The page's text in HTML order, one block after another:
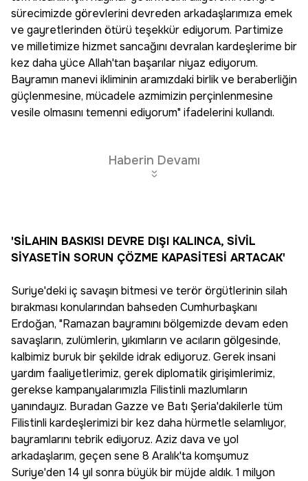
sürecimizde görevlerini devreden arkadaşlarımıza emek
ve gayretlerinden ötürü teşekkür ediyorum. Partimize
ve milletimize hizmet sancağını devralan kardeşlerime bir
kez daha yüce Allah'tan başarılar niyaz ediyorum.
Bayramın manevi ikliminin aramızdaki birlik ve beraberliğin
güçlenmesine, mücadele azmimizin perçinlenmesine
vesile olmasını temenni ediyorum" ifadelerini kullandı.
Haberin Devamı
'SİLAHIN BASKISI DEVRE DIŞI KALINCA, SİVİL
SİYASETİN SORUN ÇÖZME KAPASİTESİ ARTACAK'
Suriye'deki iç savaşın bitmesi ve terör örgütlerinin silah
bırakması konularından bahseden Cumhurbaşkanı
Erdoğan, "Ramazan bayramını bölgemizde devam eden
savaşların, zulümlerin, yıkımların ve acıların gölgesinde,
kalbimiz buruk bir şekilde idrak ediyoruz. Gerek insani
yardım faaliyetlerimiz, gerek diplomatik girişimlerimiz,
gerekse kampanyalarımızla Filistinli mazlumların
yanındayız. Buradan Gazze ve Batı Şeria'dakilerle tüm
Filistinli kardeşlerimizi bir kez daha hürmetle selamlıyor,
bayramlarını tebrik ediyoruz. Aziz dava ve yol
arkadaşlarım, geçen sene 8 Aralık'ta komşumuz
Suriye'den 14 yıl sonra büyük bir müjde aldık. 1 milyon